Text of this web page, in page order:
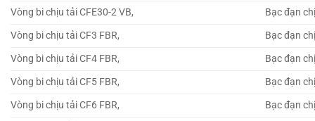
Vòng bi chịu tải CFE30-2 VB,
Bạc đạn
Vòng bi chịu tải CF3 FBR,
Bạc đạn
Vòng bi chịu tải CF4 FBR,
Bạc đạn
Vòng bi chịu tải CF5 FBR,
Bạc đạn
Vòng bi chịu tải CF6 FBR,
Bạc đạn